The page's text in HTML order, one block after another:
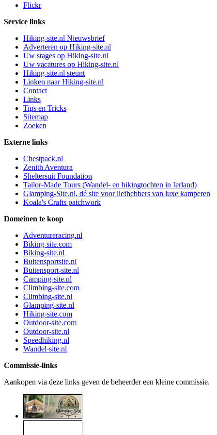
Flickr
Service links
Hiking-site.nl Nieuwsbrief
Adverteren op Hiking-site.nl
Uw stages op Hiking-site.nl
Uw vacatures op Hiking-site.nl
Hiking-site.nl steunt
Linken naar Hiking-site.nl
Contact
Links
Tips en Tricks
Sitemap
Zoeken
Externe links
Chestpack.nl
Zenith Aventura
Sheltersuit Foundation
Tailor-Made Tours (Wandel- en hikingtochten in Ierland)
Glamping-Site.nl, dé site voor liefhebbers van luxe kamperen
Koala's Crafts patchwork
Domeinen te koop
Adventureracing.nl
Biking-site.com
Biking-site.nl
Buitensportsite.nl
Buitensport-site.nl
Camping-site.nl
Climbing-site.com
Climbing-site.nl
Glamping-site.nl
Hiking-site.com
Outdoor-site.com
Outdoor-site.nl
Speedhiking.nl
Wandel-site.nl
Commissie-links
Aankopen via deze links geven de beheerder een kleine commissie.